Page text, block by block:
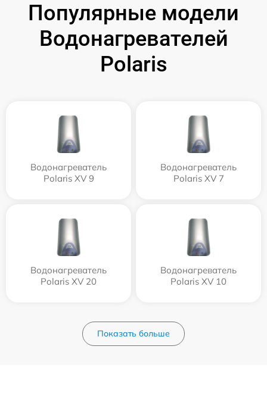
Популярные модели
Водонагревателей
Polaris
Водонагреватель
Polaris XV 9
Водонагреватель
Polaris XV 7
Водонагреватель
Polaris XV 20
Водонагреватель
Polaris XV 10
Показать больше